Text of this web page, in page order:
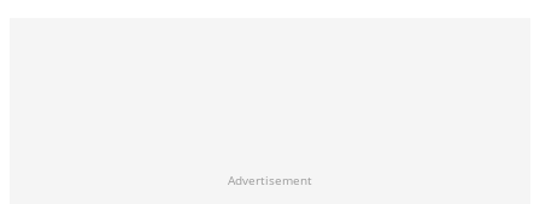
Advertisement